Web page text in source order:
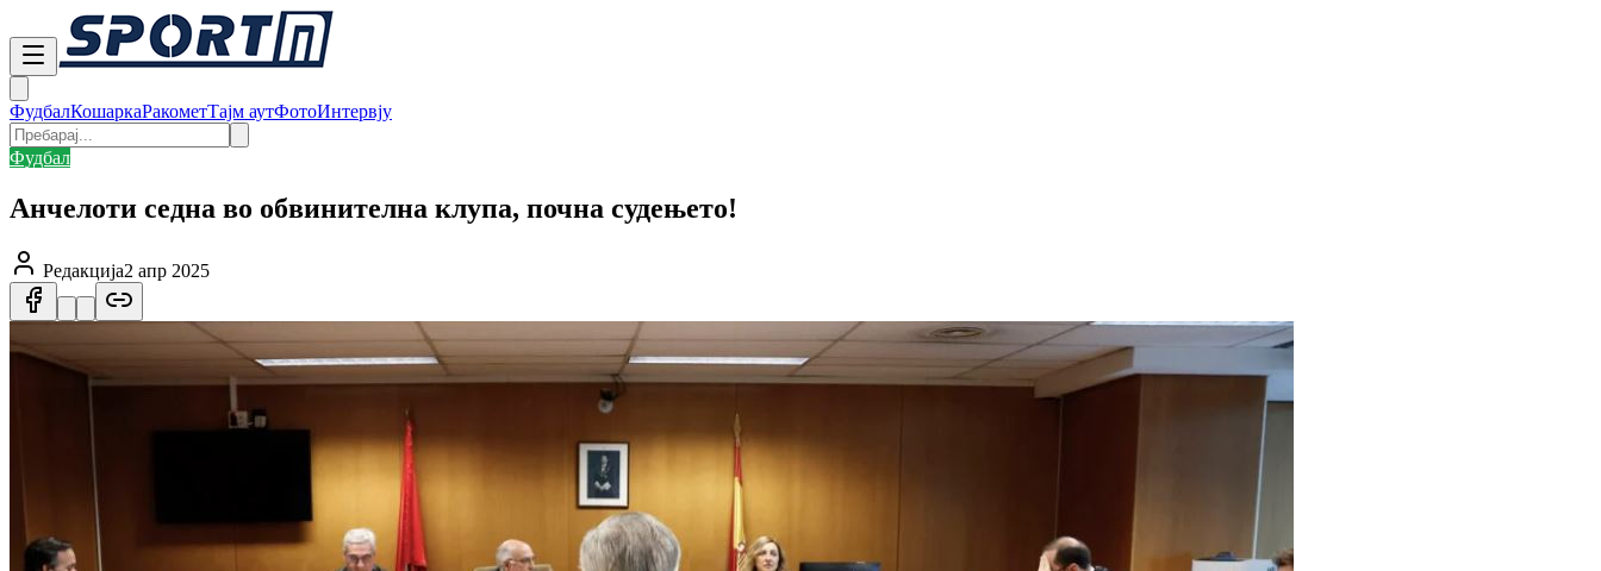
ФудбалКошаркаРакометТајм аутФотоИнтервју
Фудбал
Анчелоти седна во обвинителна клупа, почна судењето!
Редакција2 апр 2025